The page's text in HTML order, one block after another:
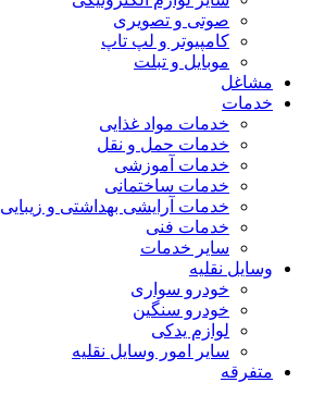
صوتی و تصویری
کامپیوتر و لپ تاپ
موبایل و تبلت
مشاغل
خدمات
خدمات مواد غذایی
خدمات حمل و نقل
خدمات آموزشی
خدمات ساختمانی
خدمات آرایشی بهداشتی و زیبایی
خدمات فنی
سایر خدمات
وسایل نقلیه
خودرو سواری
خودرو سنگین
لوازم یدکی
سایر امور وسایل نقلیه
متفرقه